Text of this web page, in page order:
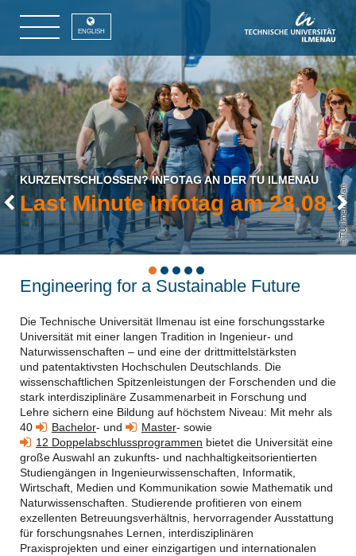
Previous TU Ilmenau/ari
KURZENTSCHLOSSEN? INFOTAG AN DER TU ILMENAU
Last Minute Infotag am 28.08.
ENGLISH
Engineering for a Sustainable Future
Die Technische Universität Ilmenau ist eine forschungsstarke
Universität mit einer langen Tradition in Ingenieur- und
Naturwissenschaften – und eine der drittmittelstärksten
und patentaktivsten Hochschulen Deutschlands. Die
wissenschaftlichen Spitzenleistungen der Forschenden und die
stark interdisziplinäre Zusammenarbeit in Forschung und
Lehre sichern eine Bildung auf höchstem Niveau: Mit mehr als
40
Bachelor- und Master- sowie
12 Doppelabschlussprogrammen bietet die Universität eine
große Auswahl an zukunfts- und nachhaltigkeitsorientierten
Studiengängen in Ingenieurwissenschaften, Informatik,
Wirtschaft, Medien und Kommunikation sowie Mathematik und
Naturwissenschaften . Studierende profitieren von einem
exzellenten Betreuungsverhältnis, hervorragender Ausstattung
für forschungsnahes Lernen, interdisziplinären
Praxisprojekten und einer einzigartigen und internationalen